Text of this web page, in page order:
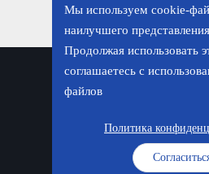
Мы используем cookie-
наилучшего
Продолжая использовать
соглашаетесь с
файлов
Политика